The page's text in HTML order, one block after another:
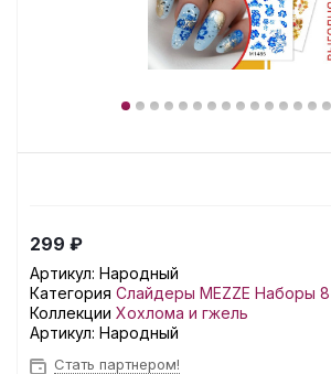
299 ₽
Артикул: Народный
Категория Слайдеры MEZZE Наборы
Коллекции Хохлома и гжель
Артикул: Народный
Стать партнером!